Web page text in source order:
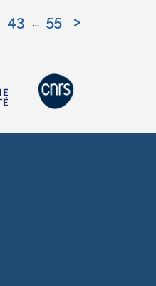
43 … 55 >